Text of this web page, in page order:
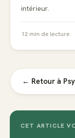
intérieur.
12 min de lecture
← Retour à
CET ARTICLE